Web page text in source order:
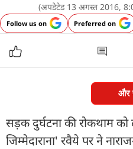
(अपडेटेड 13 अगस्त 2016,
Follow us on Preferred on
और
सड़क दुर्घटना की रोकथाम
जिम्मेदाराना' रवैये पर ने